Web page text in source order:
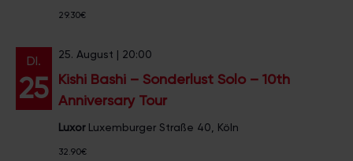
l
n
.
29.30€
DI.
25
Kishi Bashi – Sonderlust Solo – 10th
Anniversary Tour
25. August | 20:00
Luxor Luxemburger Straße 40, Köln
32.90€